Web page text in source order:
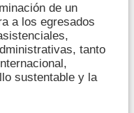
de un
a los egresados
tanto
sustentable y la